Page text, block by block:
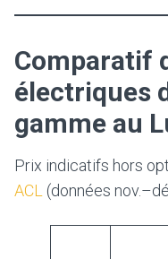
Comparatif
électriques
gamme au
Prix indicatifs hors
ACL (données